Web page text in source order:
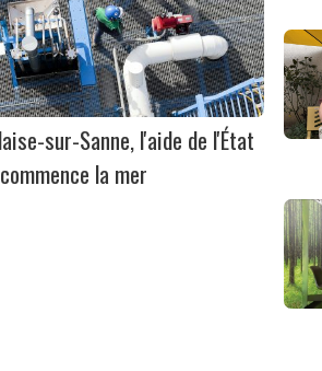
sur-Sanne, l'aide de l'État
la mer